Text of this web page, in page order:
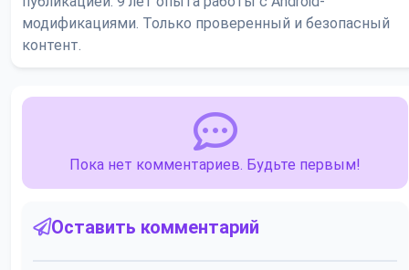
модификациями. Только проверенный и безопасный
контент.
Пока нет комментариев. Будьте первым!
Оставить комментарий